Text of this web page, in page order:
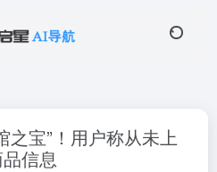
之宝”！用户称从未上
信息